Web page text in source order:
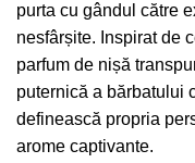
purta cu gândul către
nesfârșite. Inspirat de
parfum de nișă
puternică a bărbatului
definească propria
arome captivante.